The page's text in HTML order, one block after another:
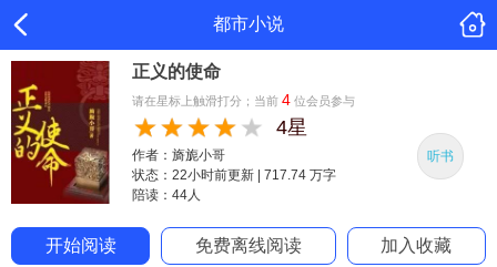
都市小说
正义的使命
请在星标上触滑打分；当前 4 位会员参与
4星
作者：旖旎小哥
状态：22小时前更新 | 717.74 万字
陪读：44人
开始阅读 免费离线阅读 加入收藏
听书